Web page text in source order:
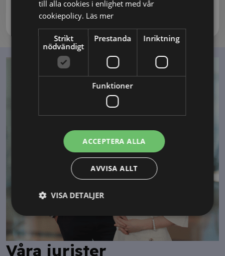
Våra jurister
till alla cookies i enlighet med vår
cookiepolicy. Läs mer
Strikt
nödvändigt
Prestanda Inriktning
Funktioner
ACCEPTERA ALLA
AVVISA ALLT
VISA DETALJER